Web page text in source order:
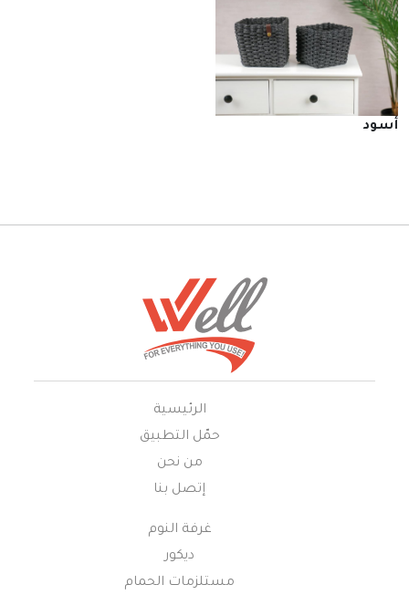
أسود
الرئيسية
حمّل التطبيق
من نحن
إتصل بنا
غرفة النوم
ديكور
مستلزمات الحمام